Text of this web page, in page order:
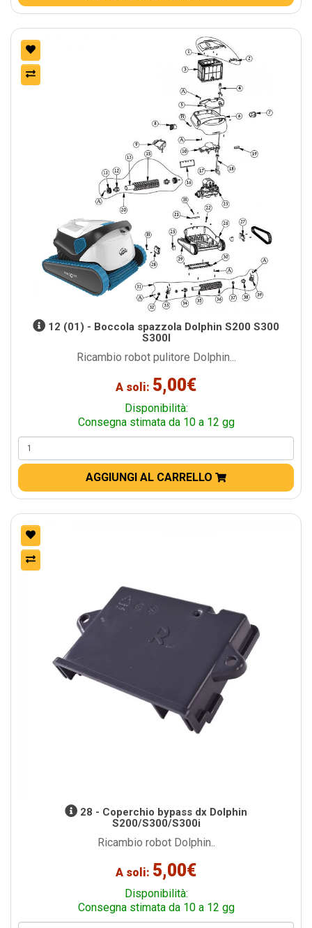
12 (01) - Boccola spazzola Dolphin S200 S300
S300I
Ricambio robot pulitore Dolphin...
A soli: 5,00€
Disponibilità:
Consegna stimata da 10 a 12 gg
AGGIUNGI AL CARRELLO
28 - Coperchio bypass dx Dolphin
S200/S300/S300i
Ricambio robot Dolphin..
A soli: 5,00€
Disponibilità:
Consegna stimata da 10 a 12 gg